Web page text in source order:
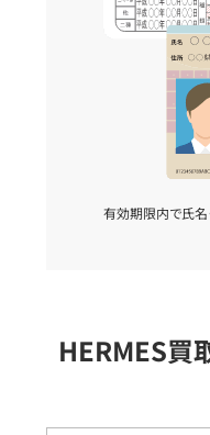
有効期限内で氏名
HERMES買